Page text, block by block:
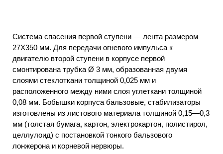
Система спасения первой ступени — лента размером
27Х350 мм. Для передачи огневого импульса к
двигателю второй ступени в корпусе первой
смонтирована трубка Ø 3 мм, образованная двумя
слоями стеклоткани толщиной 0,025 мм и
расположенного между ними слоя углеткани толщиной
0,08 мм. Бобышки корпуса бальзовые, стабилизаторы
изготовлены из листового материала толщиной 0,15—0,3
мм (толстая бумага, картон, электрокартон, полистирол,
целлулоид) с постановкой тонкого бальзового
лонжерона и корневой нервюры.